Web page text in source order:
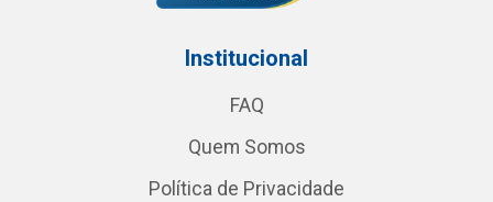
Institucional
FAQ
Quem Somos
Política de Privacidade